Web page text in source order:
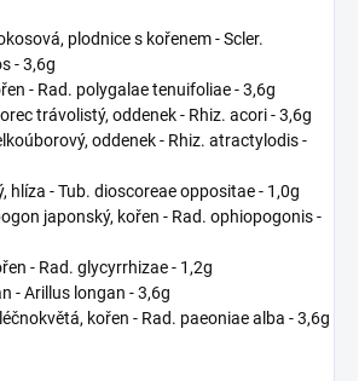
plodnice s kořenem - Scler.
- 3,6g
- Rad. polygalae tenuifoliae - 3,6g
trávolistý, oddenek - Rhiz. acori - 3,6g
oddenek - Rhiz. atractylodis -
hlíza - Tub. dioscoreae oppositae - 1,0g
japonský, kořen - Rad. ophiopogonis -
- Rad. glycyrrhizae - 1,2g
- Arillus longan - 3,6g
kořen - Rad. paeoniae alba - 3,6g